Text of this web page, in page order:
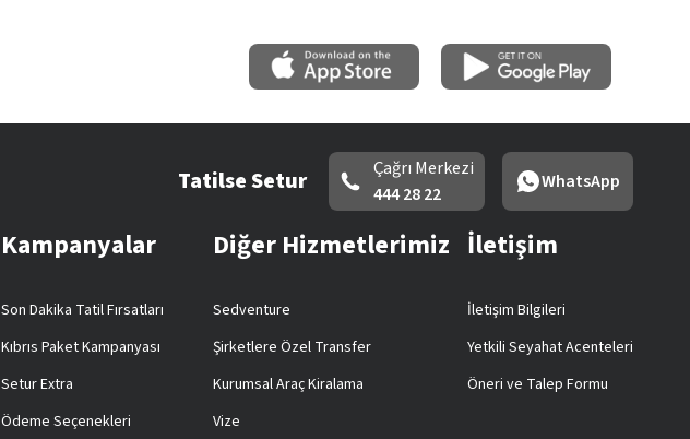
Tatilse Setur
Çağrı Merkezi
444 28 22
WhatsApp
Kampanyalar
Son Dakika Tatil Fırsatları
Kıbrıs Paket Kampanyası
Setur Extra
Ödeme Seçenekleri
Diğer Hizmetlerimiz
Sedventure
Şirketlere Özel Transfer
Kurumsal Araç Kiralama
Vize
İletişim
İletişim Bilgileri
Yetkili Seyahat Acenteleri
Öneri ve Talep Formu